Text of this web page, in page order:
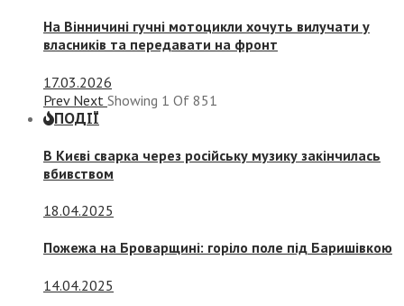
На Вінничині гучні мотоцикли хочуть вилучати у
власників та передавати на фронт
17.03.2026
Prev Next Showing 1 Of 851
ПОДІЇ
В Києві сварка через російську музику закінчилась
вбивством
18.04.2025
Пожежа на Броварщині: горіло поле під Баришівкою
14.04.2025